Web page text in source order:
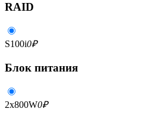
RAID
S100i0₽
Блок питания
2x800W0₽